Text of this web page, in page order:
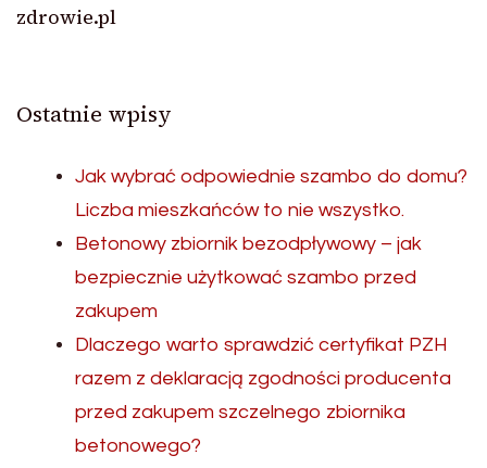
zdrowie.pl
Ostatnie wpisy
Jak wybrać odpowiednie szambo do domu?
Liczba mieszkańców to nie wszystko.
Betonowy zbiornik bezodpływowy – jak
bezpiecznie użytkować szambo przed
zakupem
Dlaczego warto sprawdzić certyfikat PZH
razem z deklaracją zgodności producenta
przed zakupem szczelnego zbiornika
betonowego?